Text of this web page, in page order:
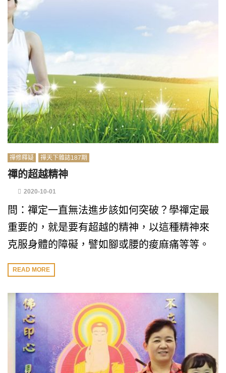
禪修釋疑 禪天下雜誌187期
禪的超越精神
2020-10-01
問：禪定一直無法進步該如何突破？學禪定最
重要的，就是要有超越的精神，以這種精神來
克服身體的障礙，譬如腳或腰的痠麻痛等等。
READ MORE